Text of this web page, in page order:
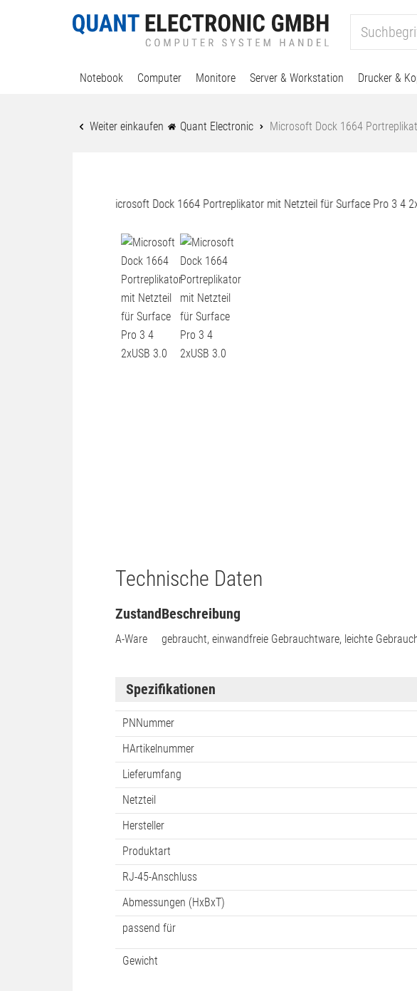
Notebook Computer Monitore Server & Workstation Drucker &
Weiter einkaufen Quant Electronic Microsoft Dock 1664
Technische Daten
Zustand
A-Ware
Beschreibung
gebraucht, einwandfreie Gebrauchtware, leichte
Spezifikationen
PNNummer
HArtikelnummer
Lieferumfang
Netzteil
Hersteller
Produktart
RJ-45-Anschluss
Abmessungen (HxBxT)
passend für
Gewicht